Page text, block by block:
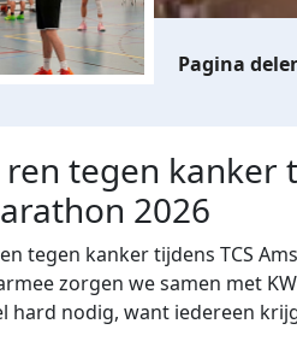
tegen kanker
2026
tegen kanker tijdens TCS
zorgen we samen met
hard nodig, want iedereen